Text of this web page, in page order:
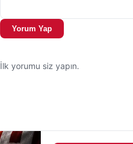
Yorum Yap
İlk yorumu siz yapın.